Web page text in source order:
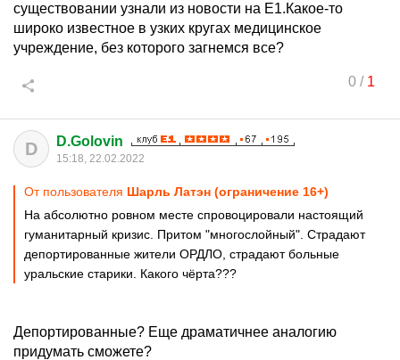
существовании узнали из новости на Е1.Какое-то
широко известное в узких кругах медицинское
учреждение, без которого загнемся все?
0/ 1
D D.Golovin
15:18, 22.02.2022
От пользователя Шарль Латэн (ограничение 16+)
На абсолютно ровном месте спровоцировали настоящий
гуманитарный кризис. Притом "многослойный". Страдают
депортированные жители ОРДЛО, страдают больные
уральские старики. Какого чёрта???
Депортированные? Еще драматичнее аналогию
придумать сможете?